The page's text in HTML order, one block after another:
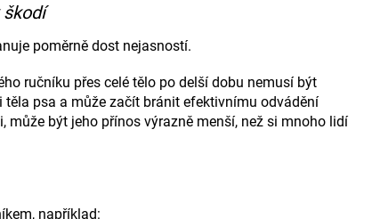
škodí
poměrně dost nejasností.
ručníku přes celé tělo po delší dobu nemusí být
psa a může začít bránit efektivnímu odvádění
být jeho přínos výrazně menší, než si mnoho lidí
například: